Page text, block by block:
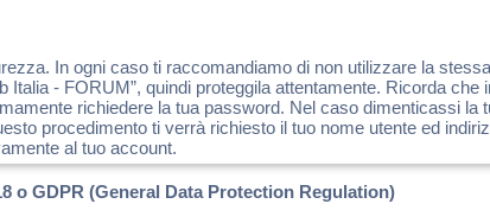
In ogni caso ti raccomandiamo di non utilizzare la
- FORUM”, quindi proteggila attentamente. Ricorda
richiedere la tua password. Nel caso dimenticassi la
procedimento ti verrà richiesto il tuo nome utente ed
al tuo account.
o GDPR (General Data Protection Regulation)